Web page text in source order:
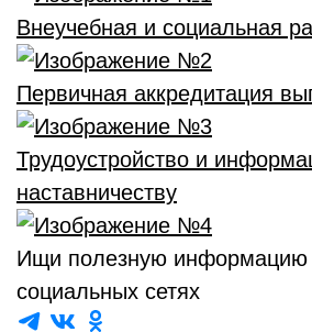
Внеучебная и социальная
Первичная аккредитация
Трудоустройство и
наставничеству
Ищи полезную информацию
социальных сетях